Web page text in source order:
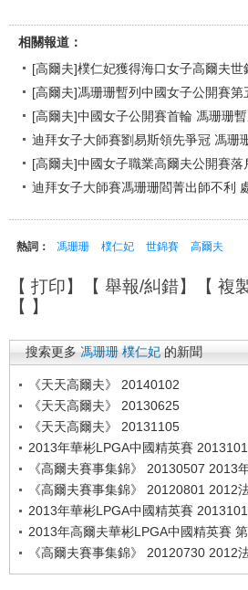
相關報道：
[高爾夫]樸仁妃獲得海口女子高爾夫世
[高爾夫]馮珊珊暫列中國女子公開賽第
[高爾夫]中國女子公開賽首輪 馮珊珊
迪拜女子大師賽劉易斯領先爭冠 馮珊
[高爾夫]中國女子職業高爾夫公開賽落
迪拜女子大師賽馮珊珊閻菁出師不利
熱詞： 馮珊珊 樸仁妃 世錦賽 高爾夫
【 打印】【 舉報/糾錯】【 複
【 】
搜索更多 馮珊珊 樸仁妃 的新聞
《天天高爾夫》 20140102
《天天高爾夫》 20130625
《天天高爾夫》 20131105
2013年華彬LPGA中國精英賽
《高爾夫賽事集錦》 20130507 2013
《高爾夫賽事集錦》 20120801 2012
2013年華彬LPGA中國精英賽
2013年高爾夫華彬LPGA中國精英賽
《高爾夫賽事集錦》 20120730 2012